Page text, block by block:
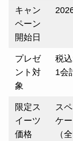
キャン
ペーン
開始日
プレゼ
ント対
象
税
1会
限定ス
イーツ
価格
ス
ケ
（